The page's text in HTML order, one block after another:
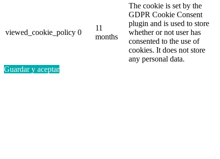
viewed_cookie_policy 0
11
months
The cookie is set by the
GDPR Cookie Consent
plugin and is used to store
whether or not user has
consented to the use of
cookies. It does not store
any personal data.
Guardar y aceptar